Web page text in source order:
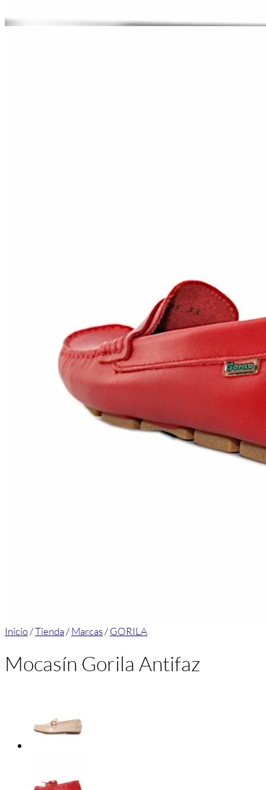
Inicio/Tienda/Marcas/GORILA
Mocasín Gorila Antifaz